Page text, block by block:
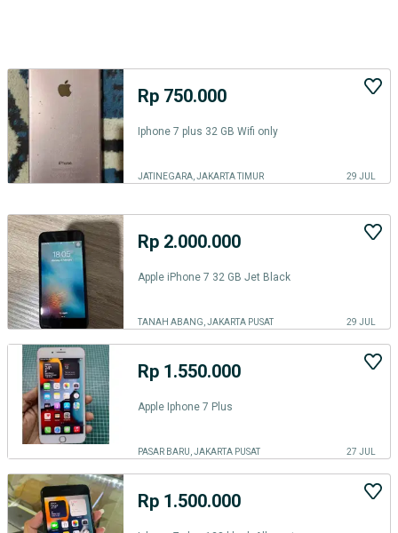
Rp 750.000
Iphone 7 plus 32 GB Wifi only
JATINEGARA, JAKARTA TIMUR 29 JUL
Rp 2.000.000
Apple iPhone 7 32 GB Jet Black
TANAH ABANG, JAKARTA PUSAT 29 JUL
Rp 1.550.000
Apple Iphone 7 Plus
PASAR BARU, JAKARTA PUSAT 27 JUL
Rp 1.500.000